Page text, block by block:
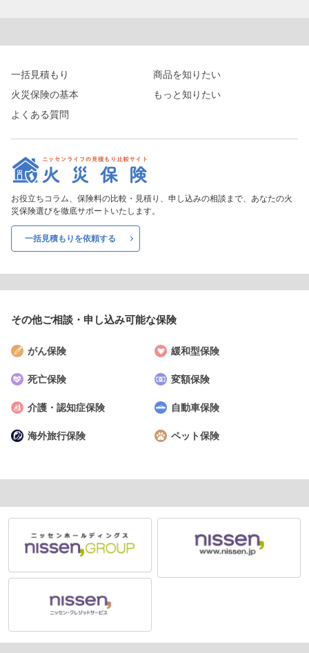
お役立ちコラム、保険料の比較・見積り、申し込みの相談まで、あなたの火
災保険選びを徹底サポートいたします。
一括見積もりを依頼する
一括見積もり
商品を知りたい
火災保険の基本
もっと知りたい
よくある質問
その他ご相談・申し込み可能な保険
がん保険 緩和型保険
死亡保険 変額保険
介護・認知症保険 自動車保険
海外旅行保険 ペット保険